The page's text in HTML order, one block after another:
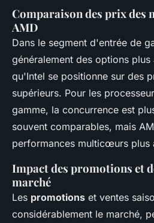
Comparaison des prix des
AMD
Dans le segment d'entrée de
généralement des options
qu'Intel se positionne sur des
supérieurs. Pour les
gamme, la concurrence est
souvent comparables, mais
performances multicœurs plus
Impact des promotions et
marché
Les promotions et ventes
considérablement le marché,